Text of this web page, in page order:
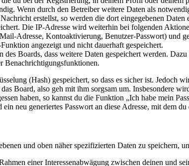
Wenn durch den Betreiber weitere Daten als
erstellst, so werden die dort eingegebenen
Die IP-Adresse wird weiterhin bei folgenden
Adresse, Kontoaktivierung, Benutzer-Passwort) und
angezeigt und nicht dauerhaft gespeichert.
Boards, dass weitere Daten gespeichert werden.
Benachrichtigungsfunktionen.
(Hash) gespeichert, so dass es sicher ist.
Board, also geh mit ihm sorgsam um. Insbesondere
haben, so kannst du die Funktion „Ich habe mein
neu generiertes Passwort an diese Adresse, mit dem
und oben näher spezifizierten Daten zu speichern,
einer Interessenabwägung zwischen deinen und